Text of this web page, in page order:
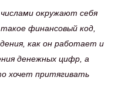
окружают себя
финансовый код,
как он работает и
денежных цифр, а
хочет притягивать